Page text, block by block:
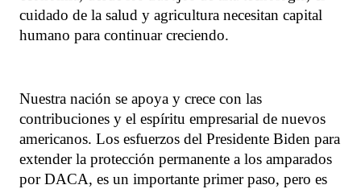
cuidado de la salud y agricultura necesitan capital
humano para continuar creciendo.
Nuestra nación se apoya y crece con las
contribuciones y el espíritu empresarial de nuevos
americanos. Los esfuerzos del Presidente Biden para
extender la protección permanente a los amparados
por DACA, es un importante primer paso, pero es